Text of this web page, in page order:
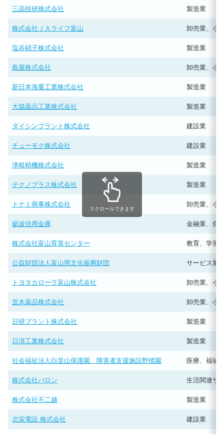
三晶技研株式会社 製造業
株式会社ＪＡライフ富山 卸売業、小
塩谷硝子株式会社 製造業
島屋株式会社 卸売業、小
新日本海重工業株式会社 製造業
大協薬品工業株式会社 製造業
ダイシンプラント株式会社 建設業
チューモク株式会社 建設業
津根精機株式会社 製造業
テクノプラス株式会社 製造業
トナミ商事株式会社 卸売業、小
砺波信用金庫 金融業、保
株式会社富山育英センター 教育、学習
公益財団法人富山県文化振興財団 サービス業
トヨタカローラ富山株式会社 卸売業、小
並木薬品株式会社 卸売業、小
日研プラント株式会社 製造業
日清工業株式会社 製造業
社会福祉法人白皇山保護園 障害者支援施設野積園 医療、福祉
株式会社バロン 生活関連サ
株式会社不二越 製造業
北栄電設 株式会社 建設業
スクロールできます